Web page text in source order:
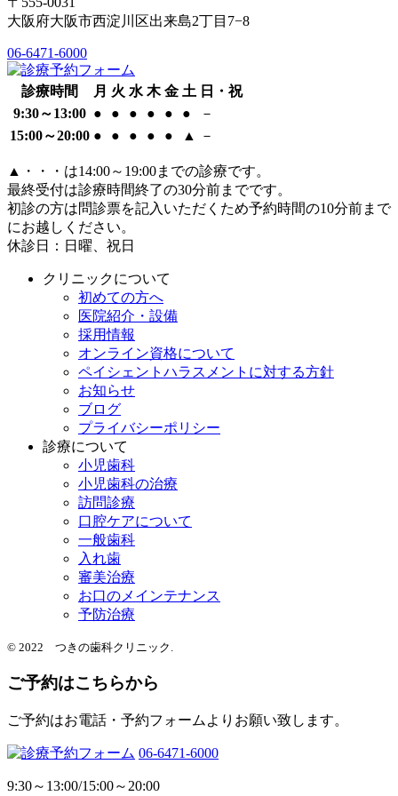
大阪府大阪市西淀川区出来島2丁目7−8
06-6471-6000
診療時間 月 火 水 木 金 土 日・祝
9:30～13:00 ● ● ● ● ● ●
－
15:00～20:00 ● ● ● ● ● ▲ －
▲
・・・は14:00～19:00までの診療です。
最終受付は診療時間終了の30分前までです。
初診の方は問診票を記入いただくため予約時間の10分前まで
にお越しください。
休診日：日曜、祝日
クリニックについて
初めての方へ
医院紹介・設備
採用情報
オンライン資格について
ペイシェントハラスメントに対する方針
お知らせ
ブログ
プライバシーポリシー
診療について
小児歯科
小児歯科の治療
訪問診療
口腔ケアについて
一般歯科
入れ歯
審美治療
お口のメインテナンス
予防治療
© 2022 つきの歯科クリニック.
ご予約はこちらから
ご予約はお電話・予約フォームよりお願い致します。
06-6471-6000
9:30～13:00/15:00～20:00